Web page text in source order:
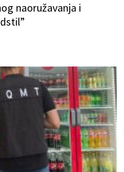
naoružavanja i